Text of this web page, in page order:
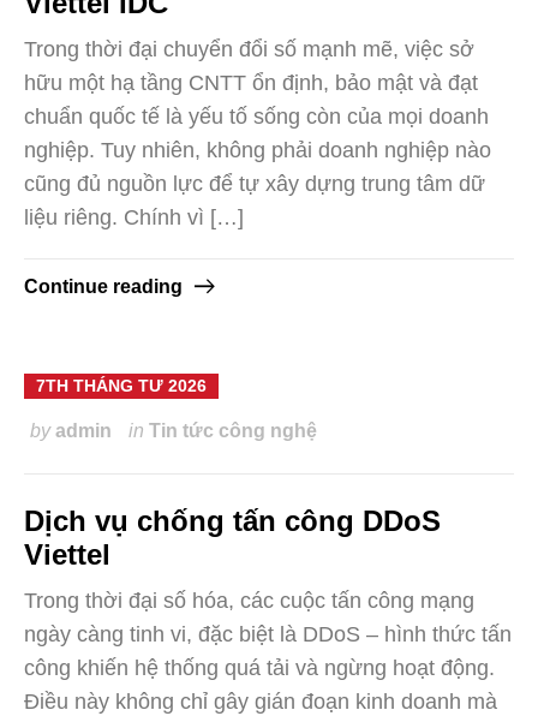
Trong thời đại chuyển đổi số mạnh mẽ, việc sở
hữu một hạ tầng CNTT ổn định, bảo mật và đạt
chuẩn quốc tế là yếu tố sống còn của mọi doanh
nghiệp. Tuy nhiên, không phải doanh nghiệp nào
cũng đủ nguồn lực để tự xây dựng trung tâm dữ
liệu riêng. Chính vì […]
Continue reading
7TH THÁNG TƯ 2026
byadmin in Tin tức công nghệ
Dịch vụ chống tấn công DDoS
Viettel
Trong thời đại số hóa, các cuộc tấn công mạng
ngày càng tinh vi, đặc biệt là DDoS – hình thức tấn
công khiến hệ thống quá tải và ngừng hoạt động.
Điều này không chỉ gây gián đoạn kinh doanh mà